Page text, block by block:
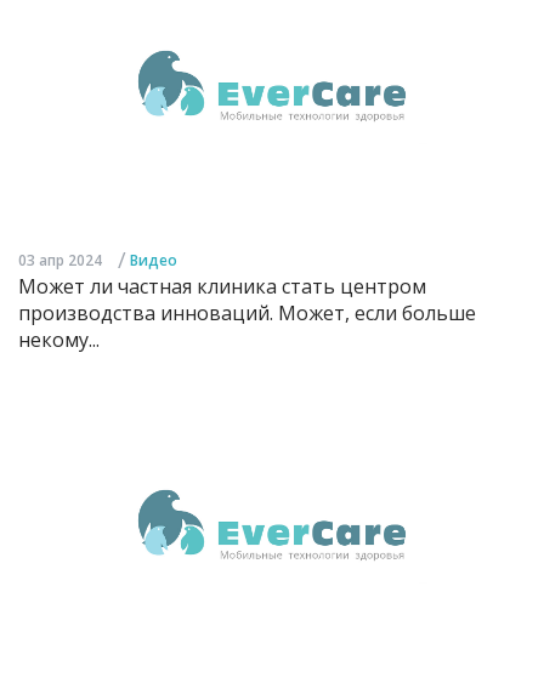
03 апр 2024 / Видео
Может ли частная клиника стать центром
производства инноваций. Может, если больше
некому...